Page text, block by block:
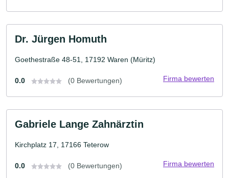
Dr. Jürgen Homuth
Goethestraße 48-51, 17192 Waren (Müritz)
0.0 (0 Bewertungen) Firma bewerten
Gabriele Lange Zahnärztin
Kirchplatz 17, 17166 Teterow
0.0 (0 Bewertungen) Firma bewerten